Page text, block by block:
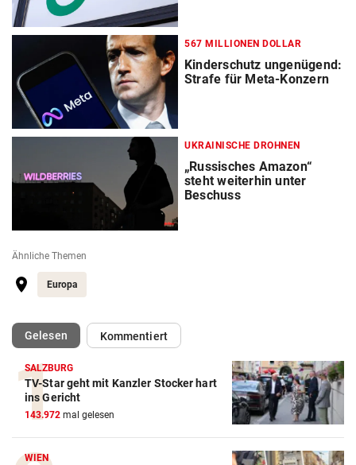
567 MILLIONEN DOLLAR
Kinderschutz ungenügend:
Strafe für Meta-Konzern
UKRAINISCHE DROHNEN
„Russisches Amazon“
steht weiterhin unter
Beschuss
Ähnliche Themen
Europa
Gelesen(ausgewählt)Kommentiert
SALZBURG
TV-Star geht mit Kanzler Stocker hart
ins Gericht
143.972 mal gelesen
WIEN